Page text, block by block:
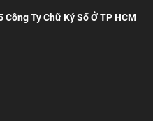
Công Ty Chữ Ký Số Ở TP HCM